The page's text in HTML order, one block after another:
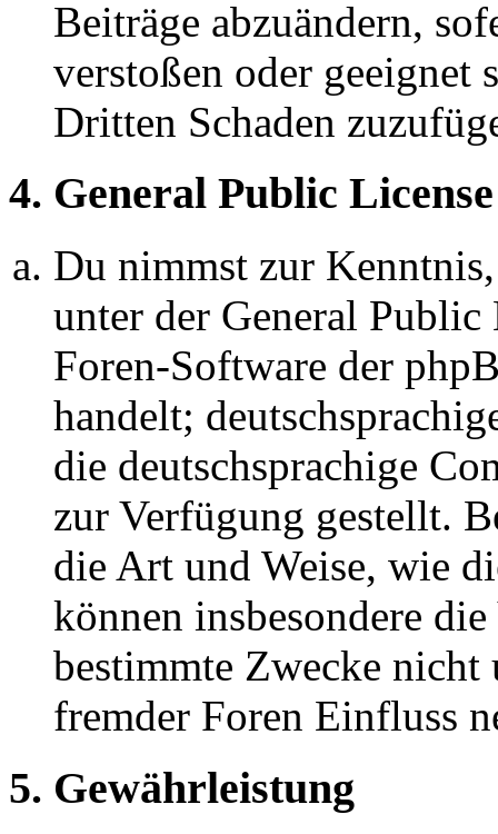
Beiträge abzuändern,
verstoßen oder geeignet
Dritten Schaden
4. General Public License
Du nimmst zur
unter der General
Foren-Software der
handelt;
die deutschsprachige
zur Verfügung gestellt.
die Art und Weise, wie
können insbesondere
bestimmte Zwecke nicht
fremder Foren Einfluss
5. Gewährleistung